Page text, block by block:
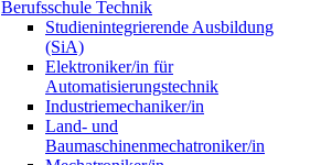
Berufsschule Technik
Studienintegrierende Ausbildung
(SiA)
Elektroniker/in für
Automatisierungstechnik
Industriemechaniker/in
Land- und
Baumaschinenmechatroniker/in